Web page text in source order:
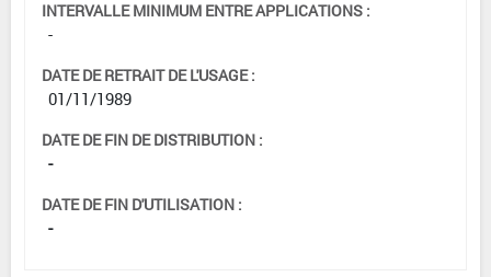
INTERVALLE MINIMUM ENTRE APPLICATIONS :
-
DATE DE RETRAIT DE L'USAGE :
01/11/1989
DATE DE FIN DE DISTRIBUTION :
-
DATE DE FIN D'UTILISATION :
-